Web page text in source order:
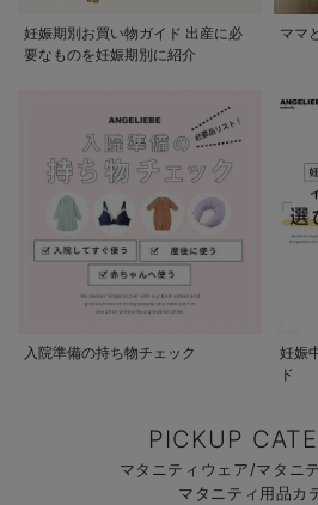
妊娠期別お買い物ガイド 出産に必
要なものを妊娠期別に紹介
ママ
入院準備の持ち物チェック
妊娠
ド
PICKUP
マタニティウェア/マタニ
マタニティ用品カ